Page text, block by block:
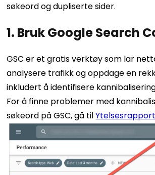
søkeord og dupliserte sider.
1. Bruk Google Search
GSC er et gratis verktøy som lar
analysere trafikk og oppdage en
inkludert å identifisere
For å finne problemer med
søkeord på GSC, gå tilYtelsesrapport